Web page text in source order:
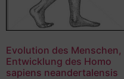
Evolution des Menschen,
Entwicklung des Homo
sapiens neandertalensis